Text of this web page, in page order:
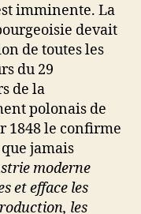
imminente. La
devait
de toutes les
du 29
de la
polonais de
1848 le confirme
jamais
moderne
et efface les
les